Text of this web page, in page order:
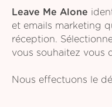
Leave Me Alone
et emails marketing
réception.
vous souhaitez vous
Nous effectuons le